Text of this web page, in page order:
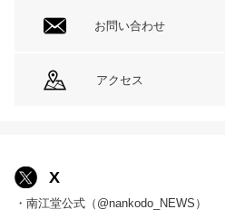
お問い合わせ
アクセス
X
・南江堂公式（@nankodo_NEWS）